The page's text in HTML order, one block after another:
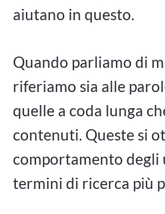
aiutano in questo.
Quando parliamo di
riferiamo sia alle
quelle a coda lunga
contenuti. Queste si
comportamento degli
termini di ricerca più